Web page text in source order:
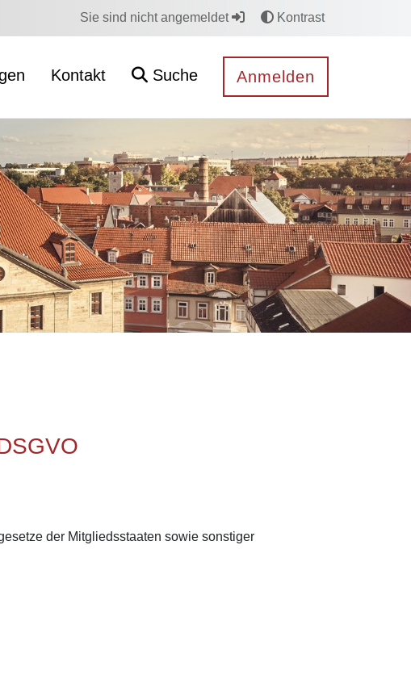
Sie sind nicht angemeldet Kontrast
Kontakt Suche Anmelden
der Mitgliedsstaaten sowie sonstiger